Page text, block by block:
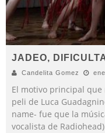
JADEO,
Candelita Gomez
El motivo principal
peli de Luca
name- fue que la
vocalista de